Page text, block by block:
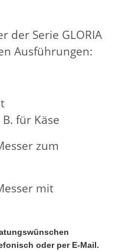
der Serie GLORIA
Ausführungen:
für Käse
zum
mit
oder per E-Mail.